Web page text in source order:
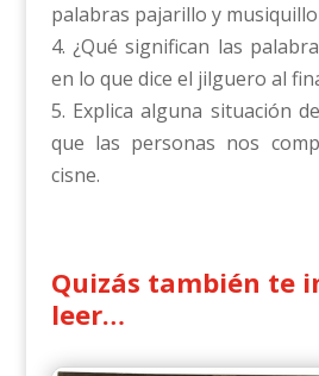
palabras pajarillo y
4. ¿Qué significan las
en lo que dice el jilguero al
5. Explica alguna situación
que las personas nos
cisne.
Quizás también te
leer…